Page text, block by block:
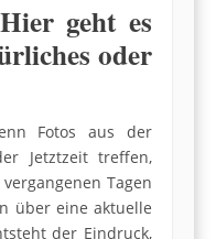
geht es
oder
Fotos aus der
Jetztzeit treffen,
Tagen
über eine aktuelle
der Eindruck,